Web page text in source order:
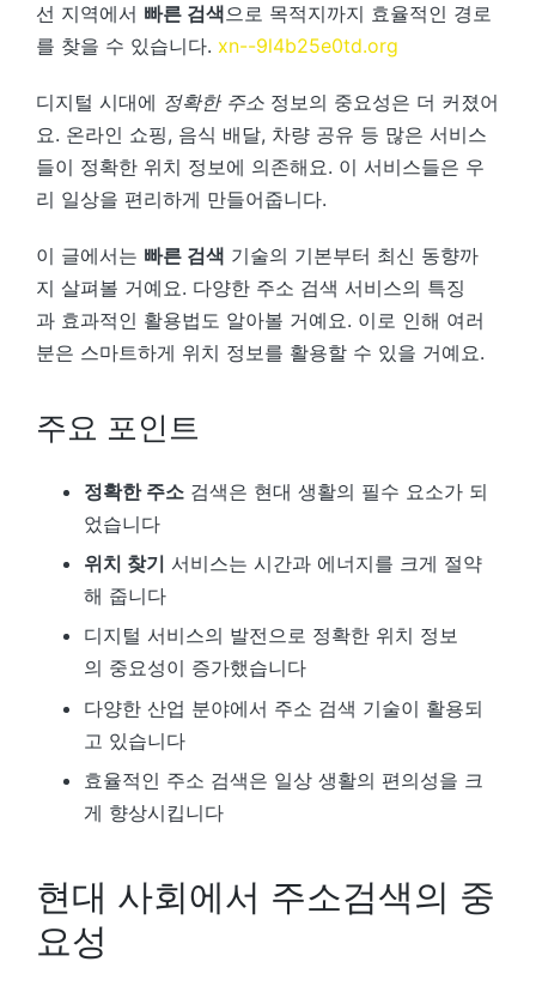
선 지역에서 빠른 검색으로 목적지까지 효율적인 경로
를 찾을 수 있습니다. xn--9l4b25e0td.org
디지털 시대에 정확한 주소 정보의 중요성은 더 커졌어
요. 온라인 쇼핑, 음식 배달, 차량 공유 등 많은 서비스
들이 정확한 위치 정보에 의존해요. 이 서비스들은 우
리 일상을 편리하게 만들어줍니다.
이 글에서는 빠른 검색 기술의 기본부터 최신 동향까
지 살펴볼 거예요. 다양한 주소 검색 서비스의 특징
과 효과적인 활용법도 알아볼 거예요. 이로 인해 여러
분은 스마트하게 위치 정보를 활용할 수 있을 거예요.
주요 포인트
정확한 주소 검색은 현대 생활의 필수 요소가 되
었습니다
위치 찾기 서비스는 시간과 에너지를 크게 절약
해 줍니다
디지털 서비스의 발전으로 정확한 위치 정보
의 중요성이 증가했습니다
다양한 산업 분야에서 주소 검색 기술이 활용되
고 있습니다
효율적인 주소 검색은 일상 생활의 편의성을 크
게 향상시킵니다
현대 사회에서 주소검색의 중
요성